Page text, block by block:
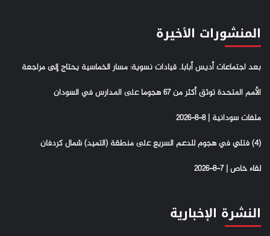
المنشورات الأخيرة
بعد اجتماعات أديس أبابا.. قيادات نسوية: مسار الخماسية يحتاج إلى مراجعة
الأمم المتحدة توثق أكثر من 67 هجوما على المدارس في السودان
ملفات سودانية | 8-8-2026
(4) فتلي في هجوم للدعم السريع على منطقة (التميد) شمال كردفان
لقاء خاص | 7-8-2026
النشرة الإخبارية